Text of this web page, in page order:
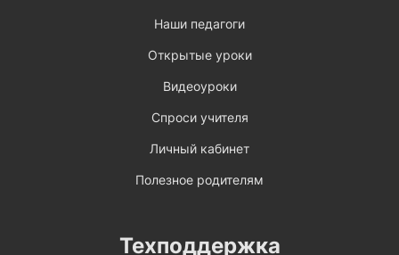
Наши педагоги
Открытые уроки
Видеоуроки
Спроси учителя
Личный кабинет
Полезное родителям
Техподдержка